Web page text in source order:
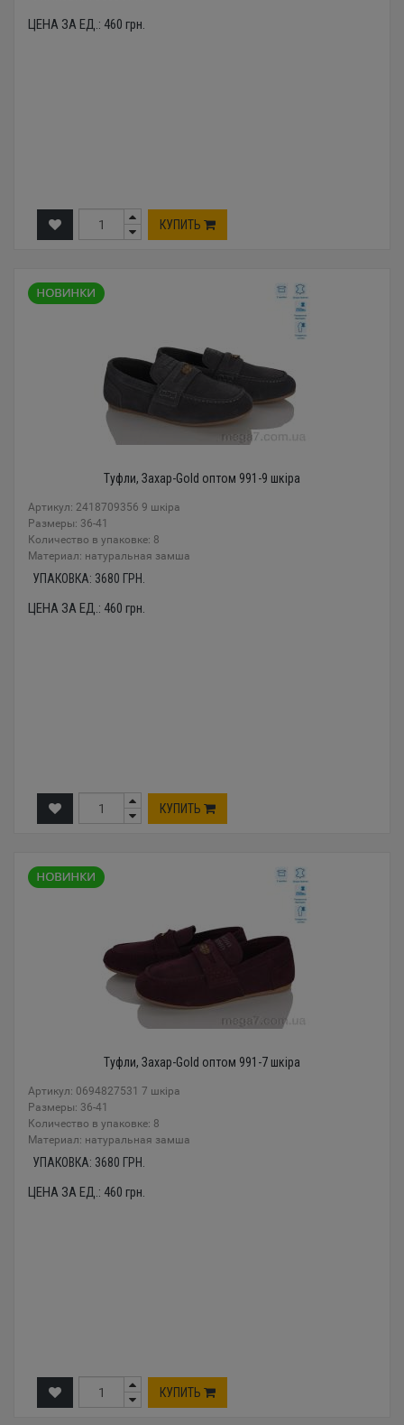
ЦЕНА ЗА ЕД.: 460 грн.
КУПИТЬ
Туфли, Захар-Gold оптом 991-9 шкіра
Артикул: 2418709356 9 шкіра
Размеры: 36-41
Количество в упаковке: 8
Материал: натуральная замша
УПАКОВКА: 3680 ГРН.
ЦЕНА ЗА ЕД.: 460 грн.
КУПИТЬ
Туфли, Захар-Gold оптом 991-7 шкіра
Артикул: 0694827531 7 шкіра
Размеры: 36-41
Количество в упаковке: 8
Материал: натуральная замша
УПАКОВКА: 3680 ГРН.
ЦЕНА ЗА ЕД.: 460 грн.
КУПИТЬ